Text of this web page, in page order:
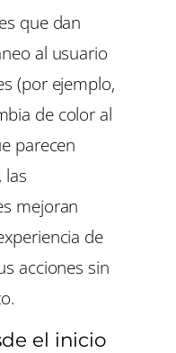
que dan
al usuario
(por ejemplo,
de color al
parecen
las
mejoran
de
acciones sin
el inicio